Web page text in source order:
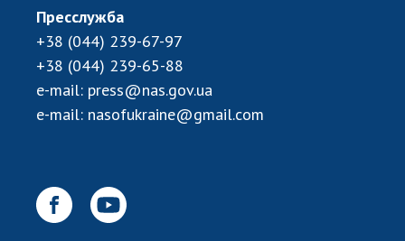
Пресслужба
+38 (044) 239-67-97
+38 (044) 239-65-88
e-mail: press@nas.gov.ua
e-mail: nasofukraine@gmail.com